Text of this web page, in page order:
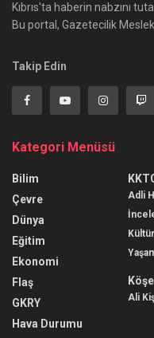
Kıbrıs'ta haberin nabzını
Bu portal, Gazetecilik
Takip Edin
Kategori Menüsü
Bilim
Çevre
Dünya
Eğitim
Ekonomi
Flaş
GKRY
Hava Durumu
Adli
Ali